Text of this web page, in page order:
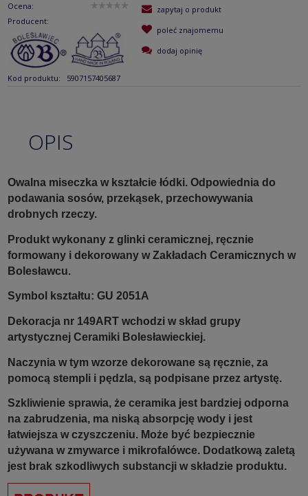
Ocena:
Producent:
Kod produktu: 5907157405687
zapytaj o produkt
poleć znajomemu
dodaj opinię
OPIS
Owalna miseczka w kształcie łódki. Odpowiednia do
podawania sosów, przekąsek, przechowywania
drobnych rzeczy.
Produkt wykonany z glinki ceramicznej, ręcznie
formowany i dekorowany w Zakładach Ceramicznych w
Bolesławcu.
Symbol kształtu: GU 2051A
Dekoracja nr 149ART wchodzi w skład grupy
artystycznej Ceramiki Bolesławieckiej.
Naczynia w tym wzorze dekorowane są ręcznie, za
pomocą stempli i pędzla, są podpisane przez artystę.
Szkliwienie sprawia, że ceramika jest bardziej odporna
na zabrudzenia, ma niską absorpcję wody i jest
łatwiejsza w czyszczeniu. Może być bezpiecznie
używana w zmywarce i mikrofalówce. Dodatkową zaletą
jest brak szkodliwych substancji w składzie produktu.